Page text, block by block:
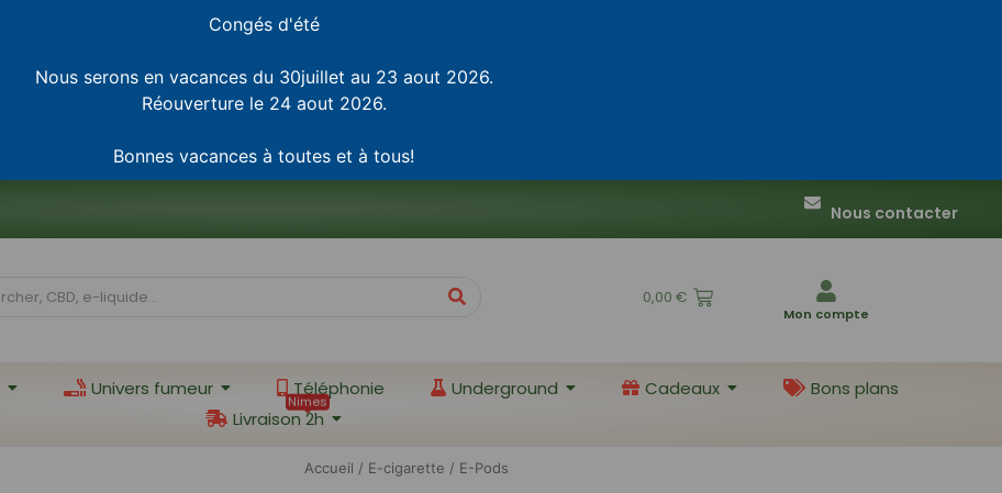
Congés d'été
Nous serons en vacances du 30juillet au 23 aout 2026.
Réouverture le 24 aout 2026.
Bonnes vacances à toutes et à tous!
Nous contacter
0,00 €
Mon compte
Univers fumeur Téléphonie Underground Cadeaux
Bons plans
Livraison 2h
Nimes
Accueil / E-cigarette / E-Pods